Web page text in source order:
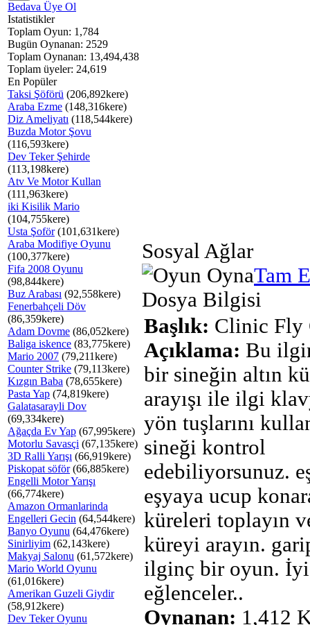
Bedava Üye Ol
Istatistikler
Toplam Oyun: 1,784
Bugün Oynanan: 2529
Toplam Oynanan: 13,494,438
Toplam üyeler: 24,619
En Popüler
Taksi Şöförü (206,892kere)
Araba Ezme (148,316kere)
Diz Ameliyatı (118,544kere)
Buzda Motor Şovu
(116,593kere)
Dev Teker Şehirde
(113,198kere)
Atv Ve Motor Kullan
(111,963kere)
iki Kisilik Mario
(104,755kere)
Usta Şoför(101,631kere)
Araba Modifiye Oyunu
(100,377kere)
Fifa 2008 Oyunu
(98,844kere)
Buz Arabası (92,558kere)
Fenerbahçeli Döv
(86,359kere)
Adam Dovme (86,052kere)
Baliga iskence (83,775kere)
Mario 2007 (79,211kere)
Counter Strike (79,113kere)
Kızgın Baba (78,655kere)
Pasta Yap (74,819kere)
Galatasarayli Dov
(69,334kere)
Ağaçda Ev Yap (67,995kere)
Motorlu Savasçi (67,135kere)
3D Ralli Yarışı (66,919kere)
Piskopat söför(66,885kere)
Engelli Motor Yarışı
(66,774kere)
Amazon Ormanlarinda
Engelleri Gecin (64,544kere)
Banyo Oyunu (64,476kere)
Sinirliyim (62,143kere)
Makyaj Salonu (61,572kere)
Mario World Oyunu
(61,016kere)
Amerikan Guzeli Giydir
(58,912kere)
Dev Teker Oyunu
Sosyal Ağlar
Tam
Dosya Bilgisi
Başlık: Clinic Fly
Açıklama: Bu
bir sineğin altın
arayışı ile ilgi
yön tuşlarını
sineği kontrol
edebiliyorsunuz.
eşyaya ucup
küreleri toplayın
küreyi arayın.
ilginç bir oyun. İyi
eğlenceler..
Oynanan: 1,412